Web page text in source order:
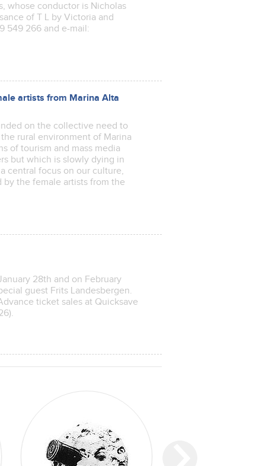
whose conductor is Nicholas
of T L by Victoria and
549 266 and e-mail:
artists from Marina Alta
on the collective need to
rural environment of Marina
of tourism and mass media
but which is slowly dying in
central focus on our culture,
the female artists from the
28th and on February
guest Frits Landesbergen.
ticket sales at Quicksave